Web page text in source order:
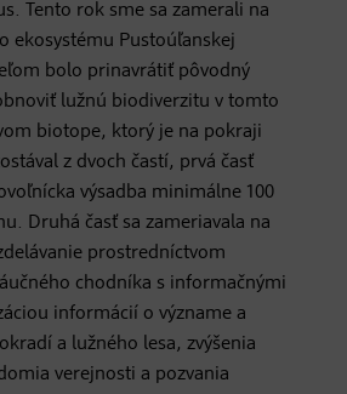
Tento rok sme sa zamerali na
ekosystému Pustoúľanskej
bolo prinavrátiť pôvodný
lužnú biodiverzitu v tomto
biotope, ktorý je na pokraji
z dvoch častí, prvá časť
výsadba minimálne 100
Druhá časť sa zameriavala na
prostredníctvom
chodníka s informačnými
informácií o význame a
a lužného lesa, zvýšenia
verejnosti a pozvania